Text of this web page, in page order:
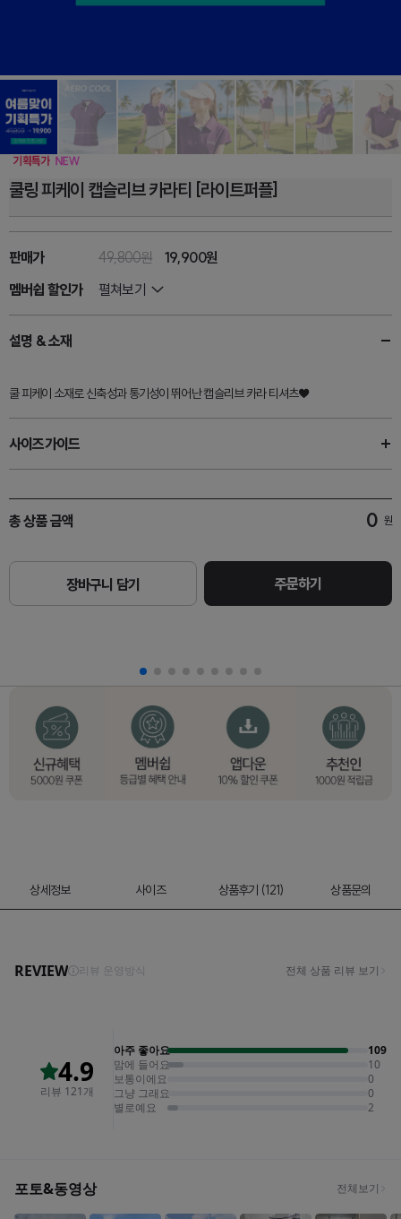
쿨링 피케이 캡슬리브 카라티 [라이트퍼플]
판매가 49,800원
19,900원
멤버쉽 할인가
펼쳐보기
설명 & 소재
쿨 피케이 소재로 신축성과 통기성이 뛰어난 캡슬리브 카라 티셔츠♥
사이즈가이드
총 상품 금액 0 원
장바구니 담기 주문하기
상세정보 사이즈 상품후기 (121) 상품문의